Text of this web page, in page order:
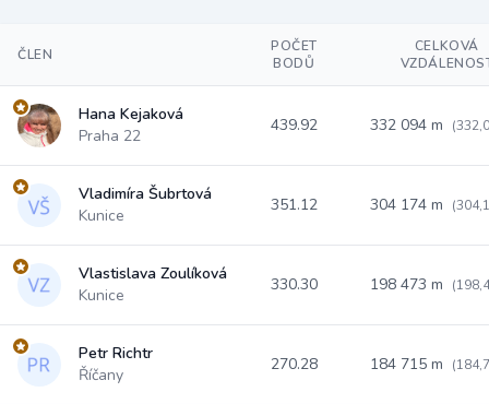
ČLEN
POČET
BODŮ
CELKOVÁ
Hana Kejaková
Praha 22
439.92 332 094 m
Vladimíra Šubrtová
Kunice
351.12 304 174 m
Vlastislava Zoulíková
Kunice
330.30 198 473 m
Petr Richtr
Říčany
270.28 184 715 m